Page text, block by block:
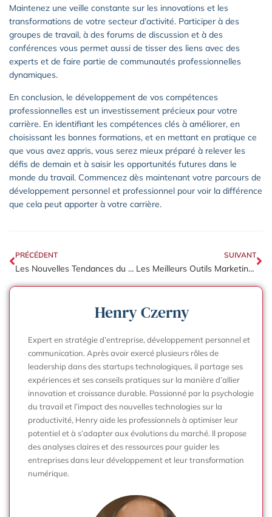
Maintenez une veille constante sur les innovations et les
transformations de votre secteur d’activité. Participer à des
groupes de travail, à des forums de discussion et à des
conférences vous permet aussi de tisser des liens avec des
experts et de faire partie de communautés professionnelles
dynamiques.
En conclusion, le développement de vos compétences
professionnelles est un investissement précieux pour votre
carrière. En identifiant les compétences clés à améliorer, en
choisissant les bonnes formations, et en mettant en pratique ce
que vous avez appris, vous serez mieux préparé à relever les
défis de demain et à saisir les opportunités futures dans le
monde du travail. Commencez dès maintenant votre parcours de
développement personnel et professionnel pour voir la différence
que cela peut apporter à votre carrière.
PRÉCÉDENT
Les Nouvelles Tendances du Coaching en Entreprise pour 2023
SUIVANT
Les Meilleurs Outils Marketing Gratuits pour Booster Votre Entreprise
Henry Czerny
Expert en stratégie d’entreprise, développement personnel et
communication. Après avoir exercé plusieurs rôles de
leadership dans des startups technologiques, il partage ses
expériences et ses conseils pratiques sur la manière d’allier
innovation et croissance durable. Passionné par la psychologie
du travail et l’impact des nouvelles technologies sur la
productivité, Henry aide les professionnels à optimiser leur
potentiel et à s’adapter aux évolutions du marché. Il propose
des analyses claires et des ressources pour guider les
entreprises dans leur développement et leur transformation
numérique.